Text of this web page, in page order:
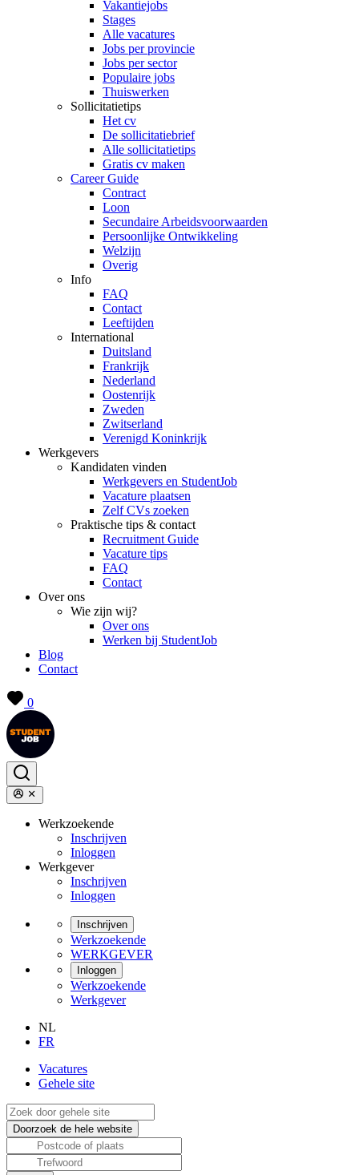
Vakantiejobs
Stages
Alle vacatures
Jobs per provincie
Jobs per sector
Populaire jobs
Thuiswerken
Sollicitatietips
Het cv
De sollicitatiebrief
Alle sollicitatietips
Gratis cv maken
Career Guide
Contract
Loon
Secundaire Arbeidsvoorwaarden
Persoonlijke Ontwikkeling
Welzijn
Overig
Info
FAQ
Contact
Leeftijden
International
Duitsland
Frankrijk
Nederland
Oostenrijk
Zweden
Zwitserland
Verenigd Koninkrijk
Werkgevers
Kandidaten vinden
Werkgevers en StudentJob
Vacature plaatsen
Zelf CVs zoeken
Praktische tips & contact
Recruitment Guide
Vacature tips
FAQ
Contact
Over ons
Wie zijn wij?
Over ons
Werken bij StudentJob
Blog
Contact
0
Werkzoekende
Inschrijven
Inloggen
Werkgever
Inschrijven
Inloggen
Inschrijven
Werkzoekende
WERKGEVER
Inloggen
Werkzoekende
Werkgever
NL
FR
Vacatures
Gehele site